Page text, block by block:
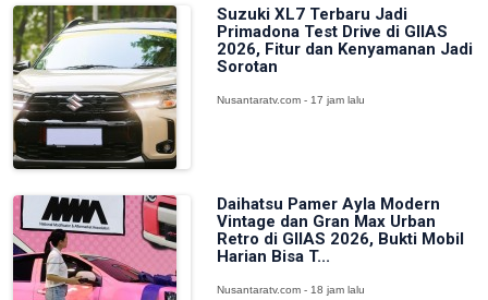
Suzuki XL7 Terbaru Jadi
Primadona Test Drive di GIIAS
2026, Fitur dan Kenyamanan Jadi
Sorotan
Nusantaratv.com - 17 jam lalu
Daihatsu Pamer Ayla Modern
Vintage dan Gran Max Urban
Retro di GIIAS 2026, Bukti Mobil
Harian Bisa T...
Nusantaratv.com - 18 jam lalu